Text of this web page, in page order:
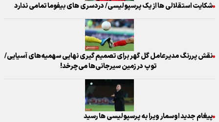
شکایت استقلالی ها از یک پرسپولیسی/ دردسری های بیفوما تمامی ندارد
نقش پررنگ مدیرعامل گل گهر برای تصمیم گیری نهایی سهمیه‌های آسیایی/
توپ در زمین سیرجانی‌ها می‌چرخد!
پیغام جدید اوسمار ویرا به پرسپولیسی ها رسید